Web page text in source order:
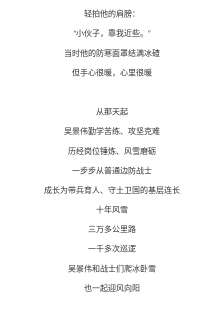
轻拍他的肩膀：
“小伙子，靠我近些。”
当时他的防寒面罩结满冰碴
但手心很暖，心里很暖
从那天起
吴景伟勤学苦练、攻坚克难
历经岗位锤炼、风雪磨砺
一步步从普通边防战士
成长为带兵育人、守土卫国的基层连长
十年风雪
三万多公里路
一千多次巡逻
吴景伟和战士们爬冰卧雪
也一起迎风向阳